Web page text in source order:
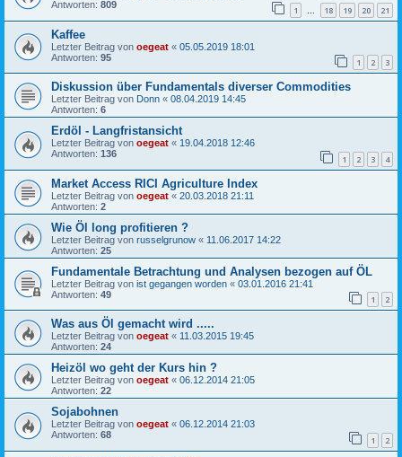
Antworten: 809 1 … 18 19 20 21
Kaffee
Letzter Beitrag von oegeat « 05.05.2019 18:01
Antworten: 95 1 2 3
Diskussion über Fundamentals diverser Commodities
Letzter Beitrag von Donn « 08.04.2019 14:45
Antworten: 6
Erdöl - Langfristansicht
Letzter Beitrag von oegeat « 19.04.2018 12:46
Antworten: 136 1 2 3 4
Market Access RICI Agriculture Index
Letzter Beitrag von oegeat « 20.03.2018 21:11
Antworten: 2
Wie Öl long profitieren ?
Letzter Beitrag von russelgrunow « 11.06.2017 14:22
Antworten: 25
Fundamentale Betrachtung und Analysen bezogen auf ÖL
Letzter Beitrag von ist gegangen worden « 03.01.2016 21:41
Antworten: 49 1 2
Was aus Öl gemacht wird .....
Letzter Beitrag von oegeat « 11.03.2015 19:45
Antworten: 24
Heizöl wo geht der Kurs hin ?
Letzter Beitrag von oegeat « 06.12.2014 21:05
Antworten: 22
Sojabohnen
Letzter Beitrag von oegeat « 06.12.2014 21:03
Antworten: 68 1 2